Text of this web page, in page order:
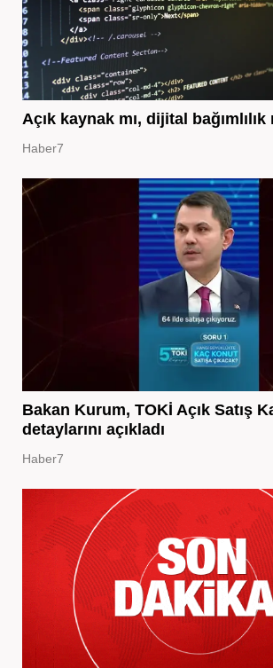
Açık kaynak mı, dijital bağımlılık
Haber7
Bakan Kurum, TOKİ Açık Satış
detaylarını açıkladı
Haber7